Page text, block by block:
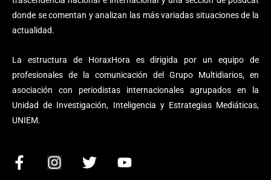
donde se comentan y analizan las más variadas situaciones de la
actualidad.
La estructura de HoraxHora es dirigida por un equipo de
profesionales de la comunicación del Grupo Multidiarios, en
asociación con periodistas internacionales agrupados en la
Unidad de Investigación, Inteligencia y Estrategias Mediáticas,
UNIEM.
F
I
T
Y